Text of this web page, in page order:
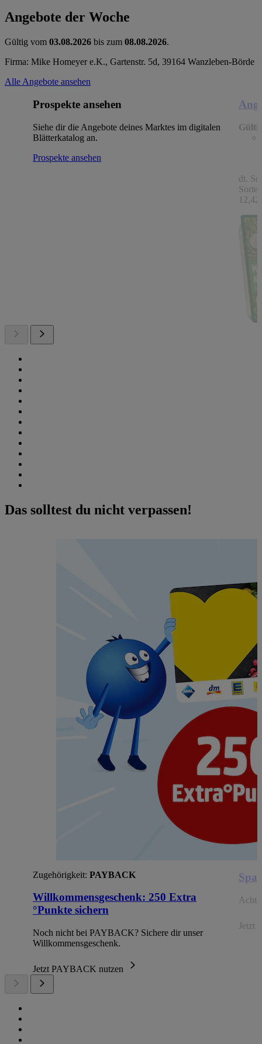
Angebote der Woche
Gültig vom 03.08.2026 bis zum 08.08.2026.
Firma: Mike Homeyer e.K., Gartenstr. 5d, 39164 Wanzleben-Börde
Alle Angebote ansehen
Prospekte ansehen
Siehe dir die Angebote deines Marktes im digitalen
Blätterkatalog an.
Prospekte ansehen
dt.
Das solltest du nicht verpassen!
Zugehörigkeit: PAYBACK
Willkommensgeschenk: 250 Extra
°Punkte sichern
Noch nicht bei PAYBACK? Sichere dir unser
Willkommensgeschenk.
Jetzt PAYBACK nutzen
Jetzt